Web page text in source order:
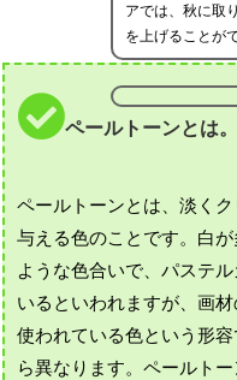
アでは、秋に取
を上げることが
ペールトーンとは。
ペールトーンとは、淡く
与える色のことです。白
ような色合いで、パステ
いるといわれますが、画
使われている色という形
ら異なります。ペールトー